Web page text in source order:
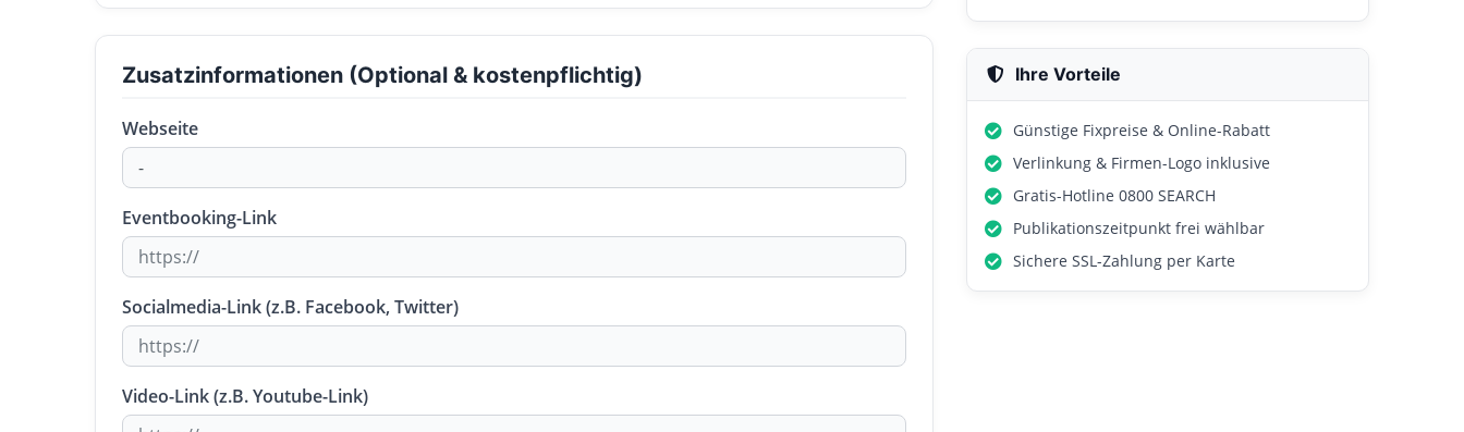
Zusatzinformationen (Optional & kostenpflichtig)
Webseite
Eventbooking-Link
Socialmedia-Link (z.B. Facebook, Twitter)
Video-Link (z.B. Youtube-Link)
Ihre Vorteile
Günstige Fixpreise & Online-Rabatt
Verlinkung & Firmen-Logo inklusive
Gratis-Hotline 0800 SEARCH
Publikationszeitpunkt frei wählbar
Sichere SSL-Zahlung per Karte